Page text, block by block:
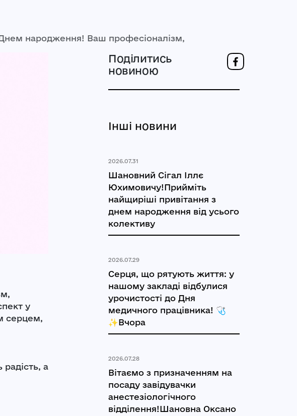
народження! Ваш професіоналізм,
у
серцем,
а
Поділитись
новиною
Інші новини
2026.07.31
Шановний Сігал Іллє
Юхимовичу!Прийміть
найщиріші привітання з
днем народження від усього
колективу
2026.07.29
Серця, що рятують життя: у
нашому закладі відбулися
урочистості до Дня
медичного працівника! 🩺
✨Вчора
2026.07.28
Вітаємо з призначенням на
посаду завідувачки
анестезіологічного
відділення!Шановна Оксано